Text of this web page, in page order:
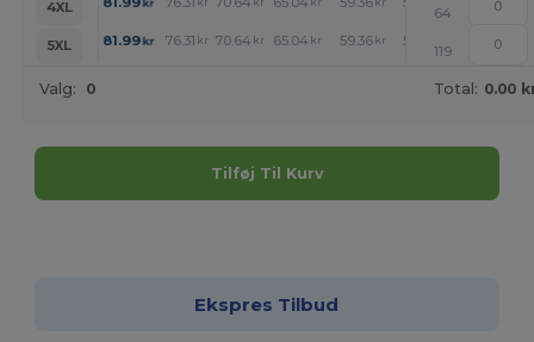
4XL
64
5XL
81.99kr 76.31 kr 70.64 kr 65.04 kr 59.36 kr 56.53
119
Valg: 0 Total: 0.00
Tilføj Til Kurv
Ekspres Tilbud